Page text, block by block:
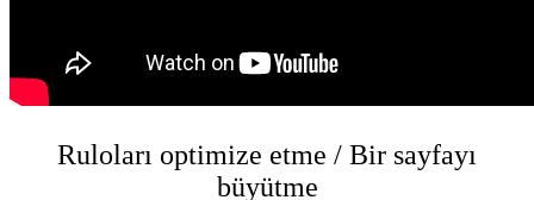
Ruloları optimize etme / Bir sayfayı
büyütme